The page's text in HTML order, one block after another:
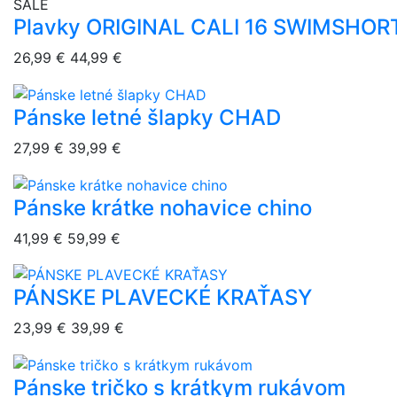
overlay bg
SALE
Plavky ORIGINAL CALI 16
26,99 € 44,99 €
overlay bg
Pánske letné šlapky CHAD
27,99 € 39,99 €
overlay bg
Pánske krátke nohavice chino
41,99 € 59,99 €
overlay bg
PÁNSKE PLAVECKÉ KRAŤASY
23,99 € 39,99 €
overlay bg
Pánske tričko s krátkym rukávom